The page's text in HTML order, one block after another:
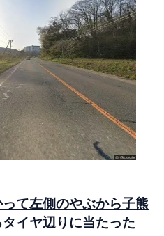
って左側のやぶから子熊
イヤ辺りに当たった